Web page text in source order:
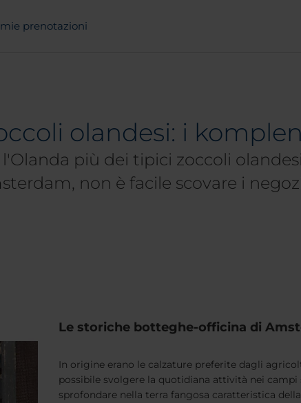
prenotazioni
olandesi: i komplen
più dei tipici zoccoli
non è facile scovare i
Le storiche botteghe-officina di
In origine erano le calzature preferite dagli
possibile svolgere la quotidiana attività nei campi
sprofondare nella terra fangosa caratteristica